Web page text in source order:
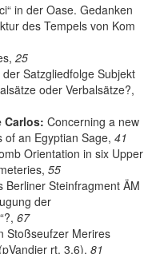
in der Oase. Gedanken
des Tempels von Kom
25
Satzgliedfolge Subjekt
oder Verbalsätze?,
Carlos: Concerning a new
an Egyptian Sage, 41
Orientation in six Upper
55
Berliner Steinfragment ÄM
der
67
Stoßseufzer Merires
rt. 3,6), 81